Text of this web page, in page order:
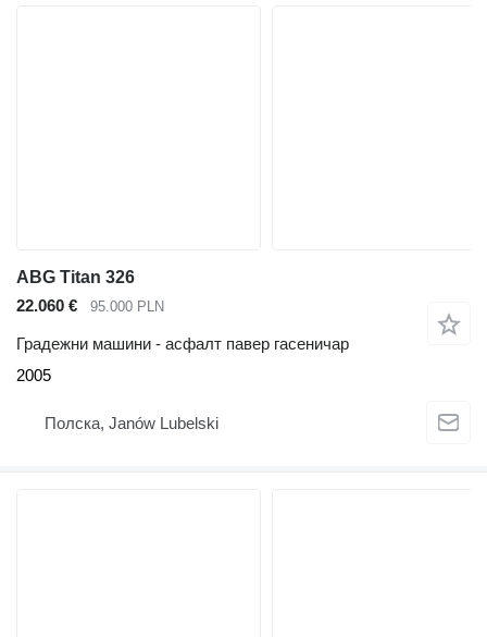
ABG Titan 326
22.060 €
95.000 PLN
Градежни машини - асфалт павер гасеничар
2005
Полска, Janów Lubelski